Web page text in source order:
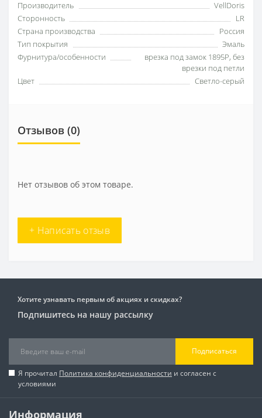
Производитель
VellDoris
Сторонность
LR
Страна производства
Россия
Тип покрытия
Эмаль
Фурнитура/особенности
врезка под замок 1895Р, без
врезки под петли
Цвет
Светло-серый
Отзывов (0)
Нет отзывов об этом товаре.
+ Написать отзыв
Хотите узнавать первым об акциях и скидках?
Подпишитесь на нашу рассылку
Подписаться
Я прочитал Политика конфиденциальности и согласен с
условиями
Информация